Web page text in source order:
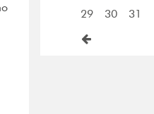
29
30 31